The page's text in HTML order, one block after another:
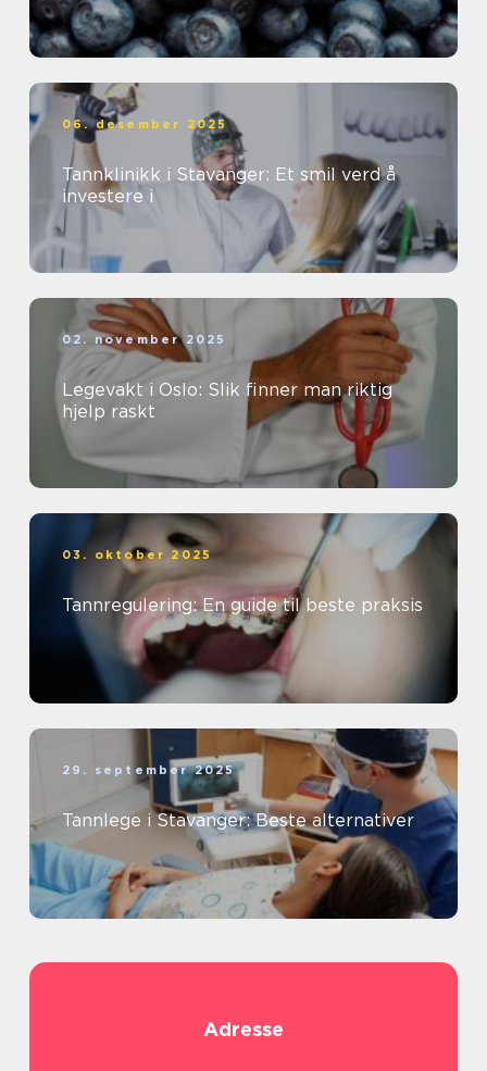
06. desember 2025
Tannklinikk i Stavanger: Et smil verd å
investere i
02. november 2025
Legevakt i Oslo: Slik finner man riktig
hjelp raskt
03. oktober 2025
Tannregulering: En guide til beste praksis
29. september 2025
Tannlege i Stavanger: Beste alternativer
Adresse